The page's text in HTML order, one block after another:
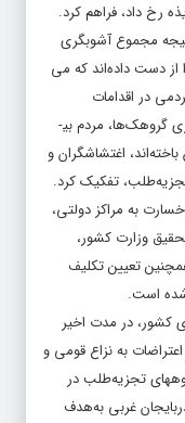
رخ داد، فراهم کرد.
مجموع آشوب­گری­‌
۲۰۰ نفر جان خود را از دست داده‌اند که می
در اقدامات
تروریستی، افراد بی‌گناه قربانی پروژه کشته‌سازی گروهک­‌ها، مردم بی­
اغتشاشگران و
تفکیک کرد.
به مراکز دولتی،
وزارت کشور،
تعیین تکلیف
شده است.
کشور، در مدت اخیر
به نزاع قومی و
تجزیه‌­طلب در
غربی به‌هدف